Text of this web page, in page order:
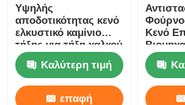
Υψηλής
αποδοτικότητας κενό
ελκυστικό καμίνιο
τήξης για τήξη χαλκού
/ αλουμινίου
συνάντηση
Καλύτερη τιμή
επαφή
Κενό